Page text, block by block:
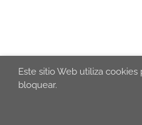
Este sitio Web utiliza
bloquear.